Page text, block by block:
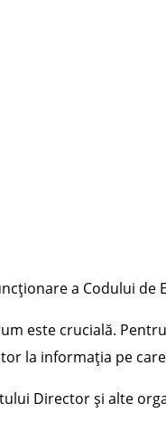
a Codului de
este crucială.
la informația pe
Director și alte